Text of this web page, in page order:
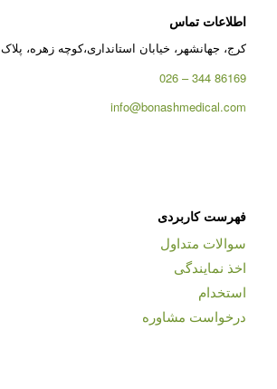
اطلاعات تماس
کرج، جهانشهر، خیابان استانداری،کوچه زهره، پلاک 37
86169 344 – 026
info@bonashmedical.com
فهرست کاربردی
سوالات متداول
اخذ نمایندگی
استخدام
درخواست مشاوره